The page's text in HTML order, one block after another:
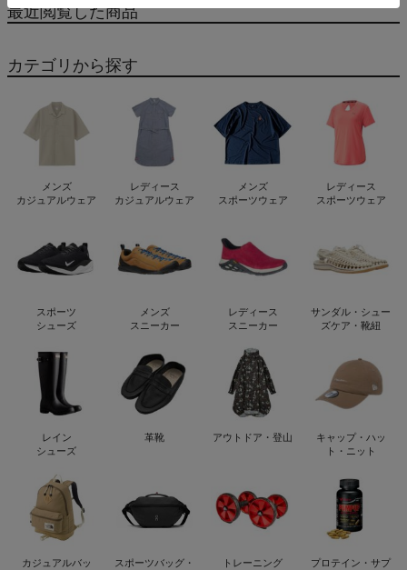
最近閲覧した商品
カテゴリから探す
メンズ
カジュアルウェア
レディース
カジュアルウェア
メンズ
スポーツウェア
レディース
スポーツウェア
スポーツ
シューズ
メンズ
スニーカー
レディース
スニーカー
サンダル・シュー
ズケア・靴紐
レイン
シューズ
革靴 アウトドア・登山
キャップ・ハッ
ト・ニット
カジュアルバッ
スポーツバッグ・
トレーニング
プロテイン・サプ